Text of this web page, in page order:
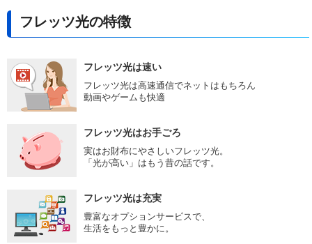
フレッツ光の特徴
フレッツ光は速い
フレッツ光は高速通信でネットはもちろん
動画やゲームも快適
フレッツ光はお手ごろ
実はお財布にやさしいフレッツ光。
「光が高い」はもう昔の話です。
フレッツ光は充実
豊富なオプションサービスで、
生活をもっと豊かに。